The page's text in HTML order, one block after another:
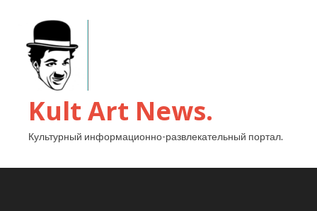
Kult Art News.
Культурный информационно-развлекательный портал.